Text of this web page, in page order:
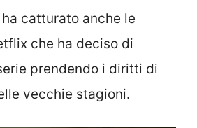
catturato anche le
che ha deciso di
prendendo i diritti di
vecchie stagioni.